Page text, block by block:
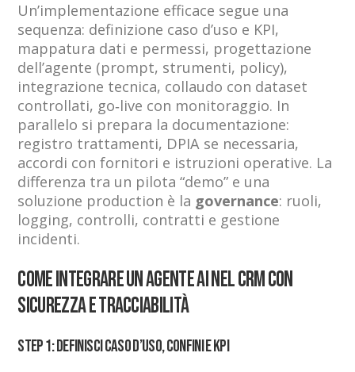
Un’implementazione efficace segue una
sequenza: definizione caso d’uso e KPI,
mappatura dati e permessi, progettazione
dell’agente (prompt, strumenti, policy),
integrazione tecnica, collaudo con dataset
controllati, go‑live con monitoraggio. In
parallelo si prepara la documentazione:
registro trattamenti, DPIA se necessaria,
accordi con fornitori e istruzioni operative. La
differenza tra un pilota “demo” e una
soluzione production è la governance: ruoli,
logging, controlli, contratti e gestione
incidenti.
Come integrare un agente AI nel CRM con
sicurezza e tracciabilità
Step 1: Definisci caso d’uso, confini e KPI